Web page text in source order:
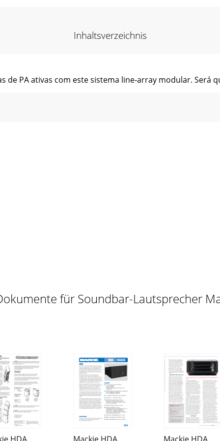
Inhaltsverzeichnis
de PA ativas com este sistema line-array modular. Será
für Soundbar-Lautsprecher